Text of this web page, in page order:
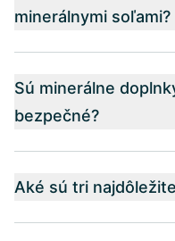
minerálnymi soľami?
Sú minerálne
bezpečné?
Aké sú tri